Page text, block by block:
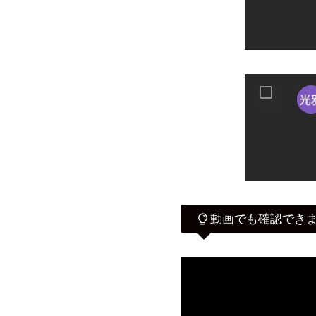
動画でも確認でき